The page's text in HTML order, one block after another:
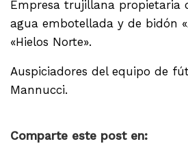
Empresa trujillana propietaria
agua embotellada y de bidón
«Hielos Norte».
Auspiciadores del equipo de
Mannucci.
Comparte este post en: